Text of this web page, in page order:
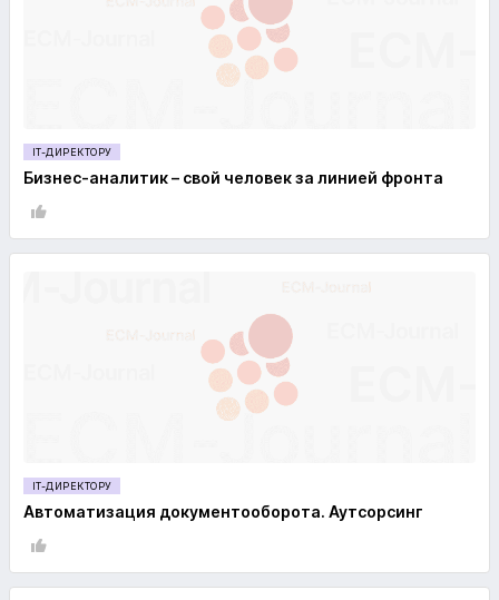
IT-ДИРЕКТОРУ
Бизнес-аналитик – свой человек за линией фронта
IT-ДИРЕКТОРУ
Автоматизация документооборота. Аутсорсинг